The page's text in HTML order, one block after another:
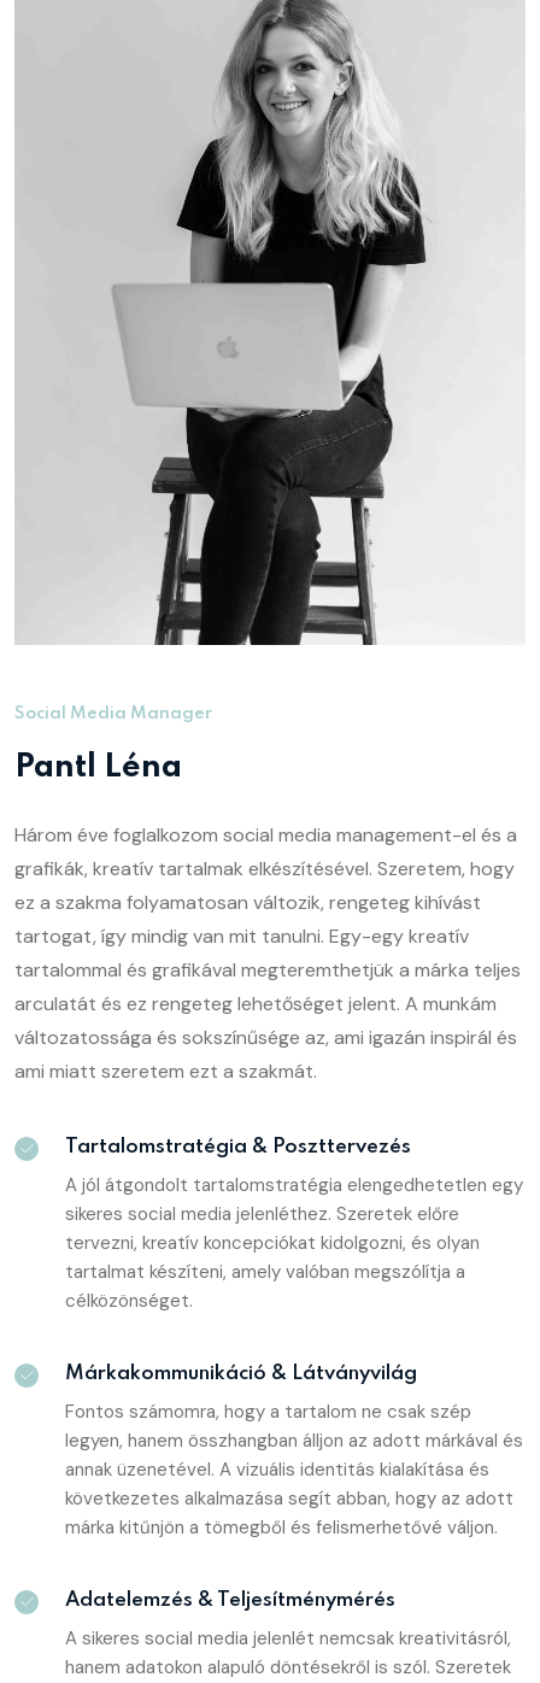
Social Media Manager
Pantl Léna
Három éve foglalkozom social media management-el és a
grafikák, kreatív tartalmak elkészítésével. Szeretem, hogy
ez a szakma folyamatosan változik, rengeteg kihívást
tartogat, így mindig van mit tanulni. Egy-egy kreatív
tartalommal és grafikával megteremthetjük a márka teljes
arculatát és ez rengeteg lehetőséget jelent. A munkám
változatossága és sokszínűsége az, ami igazán inspirál és
ami miatt szeretem ezt a szakmát.
Tartalomstratégia & Poszttervezés
A jól átgondolt tartalomstratégia elengedhetetlen egy
sikeres social media jelenléthez. Szeretek előre
tervezni, kreatív koncepciókat kidolgozni, és olyan
tartalmat készíteni, amely valóban megszólítja a
célközönséget.
Márkakommunikáció & Látványvilág
Fontos számomra, hogy a tartalom ne csak szép
legyen, hanem összhangban álljon az adott márkával és
annak üzenetével. A vizuális identitás kialakítása és
következetes alkalmazása segít abban, hogy az adott
márka kitűnjön a tömegből és felismerhetővé váljon.
Adatelemzés & Teljesítménymérés
A sikeres social media jelenlét nemcsak kreativitásról,
hanem adatokon alapuló döntésekről is szól. Szeretek